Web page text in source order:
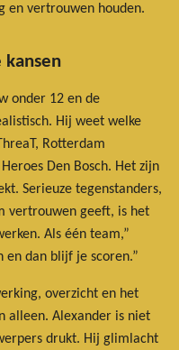
en vertrouwen houden.
kansen
onder 12 en de
Hij weet welke
Rotterdam
Den Bosch. Het zijn
Serieuze tegenstanders,
vertrouwen geeft, is het
Als één team,”
en dan blijf je scoren.”
overzicht en het
alleen. Alexander is niet
drukt. Hij glimlacht